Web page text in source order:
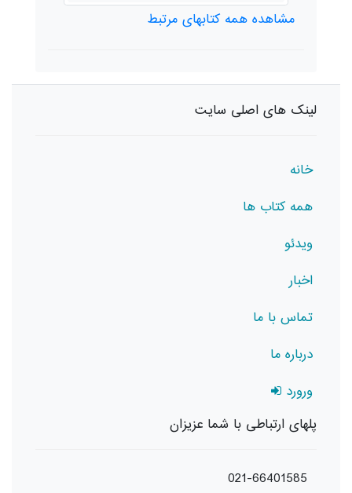
مشاهده همه کتابهای مرتبط
لینک های اصلی سایت
خانه
همه کتاب ها
ویدئو
اخبار
تماس با ما
درباره ما
ورورد
پلهای ارتباطی با شما عزیزان
021-66401585